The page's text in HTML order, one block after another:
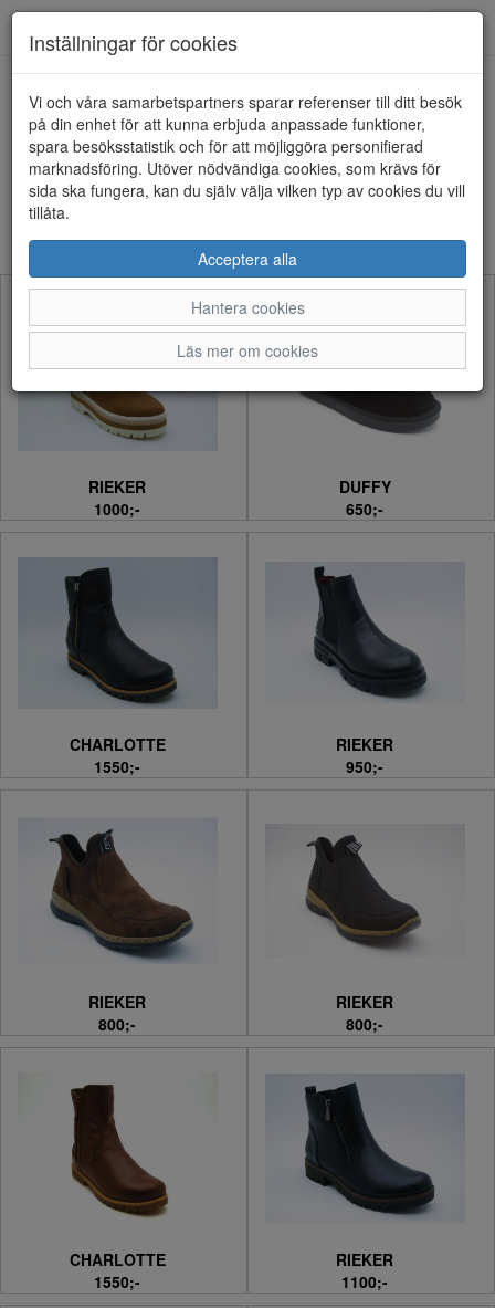
Dam - Boots (146 artiklar)
Sortera efter:
RIEKER
1000;-
DUFFY
650;-
CHARLOTTE
1550;-
RIEKER
950;-
RIEKER
800;-
RIEKER
800;-
CHARLOTTE
1550;-
RIEKER
1100;-
Inställningar för cookies
Vi och våra samarbetspartners sparar referenser till ditt besök
på din enhet för att kunna erbjuda anpassade funktioner,
spara besöksstatistik och för att möjliggöra personifierad
marknadsföring. Utöver nödvändiga cookies, som krävs för
sida ska fungera, kan du själv välja vilken typ av cookies du vill
tillåta.
Acceptera alla
Hantera cookies
Läs mer om cookies